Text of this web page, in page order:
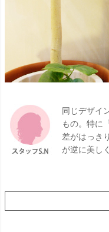
同じデザイ
もの。特に
差がはっき
が逆に美し